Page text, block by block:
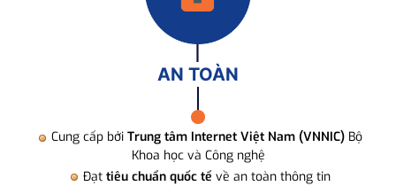
AN TOÀN
Cung cấp bởi Trung tâm Internet Việt Nam (VNNIC) Bộ
Khoa học và Công nghệ
Đạt tiêu chuẩn quốc tế về an toàn thông tin